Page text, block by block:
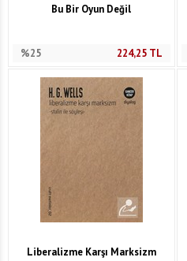
Bu Bir Oyun Değil
%25 224,25TL
Liberalizme Karşı Marksizm